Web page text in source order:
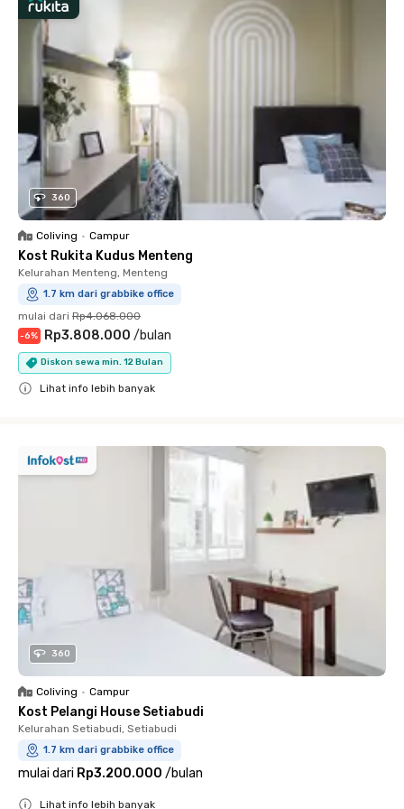
360
Coliving • Campur
Kost Rukita Kudus Menteng
Kelurahan Menteng, Menteng
1.7 km dari grabbike office
mulai dari Rp4.068.000
-6% Rp3.808.000 /bulan
Diskon sewa min. 12 Bulan
Lihat info lebih banyak
360
Coliving • Campur
Kost Pelangi House Setiabudi
Kelurahan Setiabudi, Setiabudi
1.7 km dari grabbike office
mulai dari Rp3.200.000 /bulan
Lihat info lebih banyak